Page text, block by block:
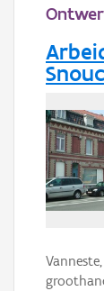
Downloads
Hergebruik